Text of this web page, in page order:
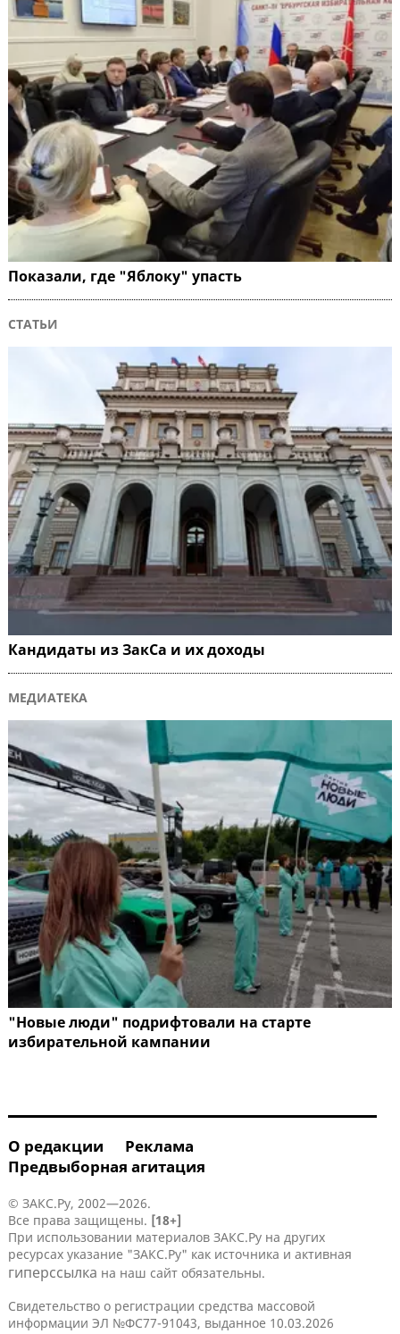
Показали, где "Яблоку" упасть
СТАТЬИ
Кандидаты из ЗакСа и их доходы
МЕДИАТЕКА
"Новые люди" подрифтовали на старте
избирательной кампании
О редакции
Реклама
Предвыборная агитация
© ЗАКС.Ру, 2002—2026.
Все права защищены. [18+]
При использовании материалов ЗАКС.Ру на других
ресурсах указание "ЗАКС.Ру" как источника и активная
гиперссылка на наш сайт обязательны.
Свидетельство о регистрации средства массовой
информации ЭЛ №ФС77-91043, выданное 10.03.2026